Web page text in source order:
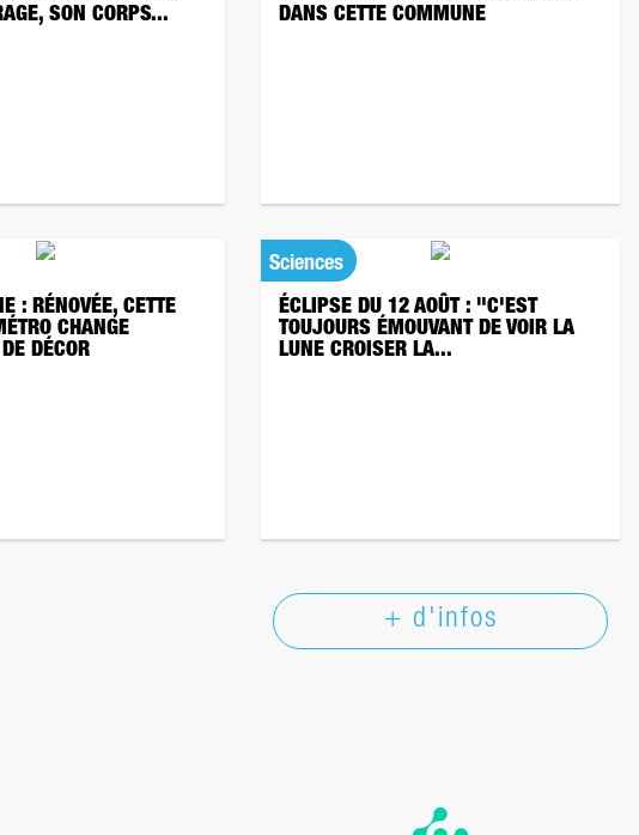
SON CORPS...
DANS CETTE COMMUNE
: RÉNOVÉE, CETTE
CHANGE
DÉCOR
Sciences
ÉCLIPSE DU 12 AOÛT : "C'EST
TOUJOURS ÉMOUVANT DE VOIR LA
LUNE CROISER LA...
+ d'infos